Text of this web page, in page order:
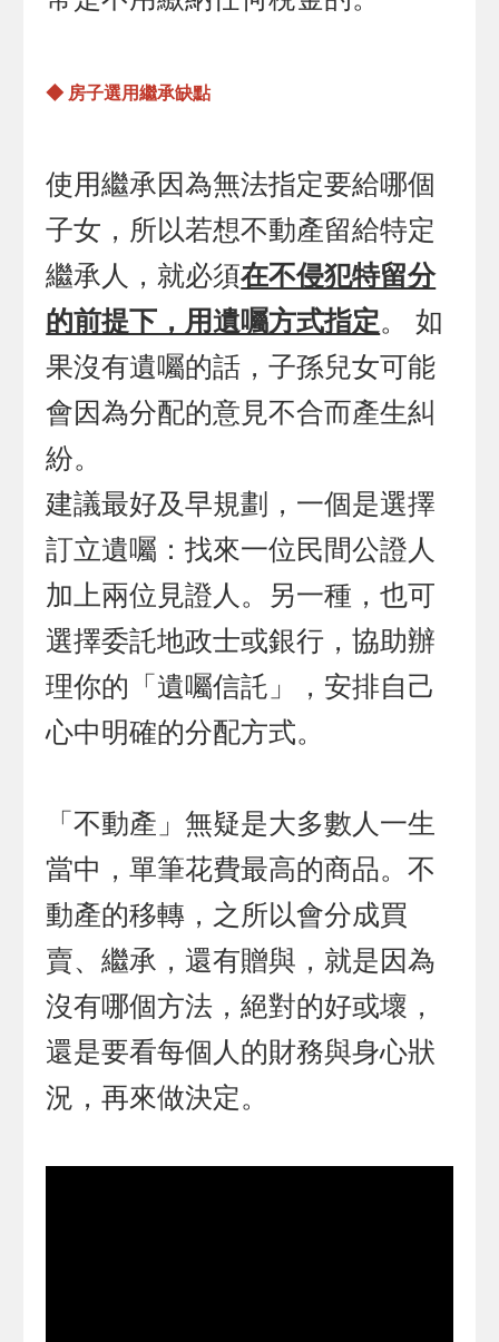
◆ 房子選用繼承缺點
使用繼承因為無法指定要給哪個
子女，所以若想不動產留給特定
繼承人，就必須在不侵犯特留分
的前提下，用遺囑方式指定。 如
果沒有遺囑的話，子孫兒女可能
會因為分配的意見不合而產生糾
紛。
建議最好及早規劃，一個是選擇
訂立遺囑：找來一位民間公證人
加上兩位見證人。另一種，也可
選擇委託地政士或銀行，協助辦
理你的「遺囑信託」，安排自己
心中明確的分配方式。
「不動產」無疑是大多數人一生
當中，單筆花費最高的商品。不
動產的移轉，之所以會分成買
賣、繼承，還有贈與，就是因為
沒有哪個方法，絕對的好或壞，
還是要看每個人的財務與身心狀
況，再來做決定。